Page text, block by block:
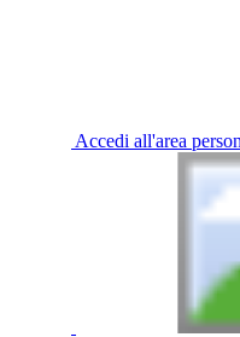
Accedi all'area